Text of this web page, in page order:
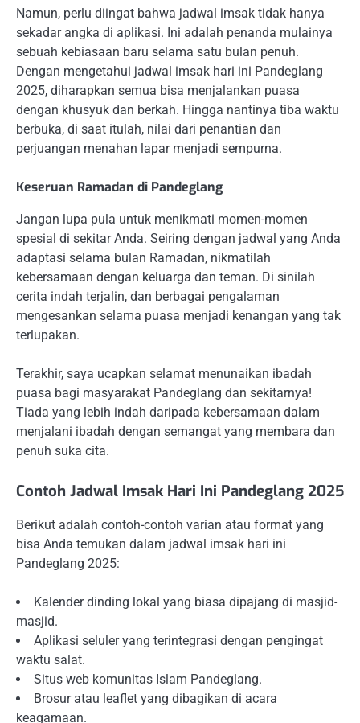
Namun, perlu diingat bahwa jadwal imsak tidak hanya
sekadar angka di aplikasi. Ini adalah penanda mulainya
sebuah kebiasaan baru selama satu bulan penuh.
Dengan mengetahui jadwal imsak hari ini Pandeglang
2025, diharapkan semua bisa menjalankan puasa
dengan khusyuk dan berkah. Hingga nantinya tiba waktu
berbuka, di saat itulah, nilai dari penantian dan
perjuangan menahan lapar menjadi sempurna.
Keseruan Ramadan di Pandeglang
Jangan lupa pula untuk menikmati momen-momen
spesial di sekitar Anda. Seiring dengan jadwal yang Anda
adaptasi selama bulan Ramadan, nikmatilah
kebersamaan dengan keluarga dan teman. Di sinilah
cerita indah terjalin, dan berbagai pengalaman
mengesankan selama puasa menjadi kenangan yang tak
terlupakan.
Terakhir, saya ucapkan selamat menunaikan ibadah
puasa bagi masyarakat Pandeglang dan sekitarnya!
Tiada yang lebih indah daripada kebersamaan dalam
menjalani ibadah dengan semangat yang membara dan
penuh suka cita.
Contoh Jadwal Imsak Hari Ini Pandeglang 2025
Berikut adalah contoh-contoh varian atau format yang
bisa Anda temukan dalam jadwal imsak hari ini
Pandeglang 2025:
Kalender dinding lokal yang biasa dipajang di masjid-
masjid.
Aplikasi seluler yang terintegrasi dengan pengingat
waktu salat.
Situs web komunitas Islam Pandeglang.
Brosur atau leaflet yang dibagikan di acara
keagamaan.